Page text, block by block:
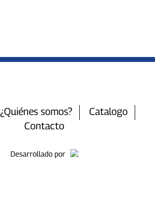
¿Quiénes somos?
Catalogo
Contacto
Desarrollado por